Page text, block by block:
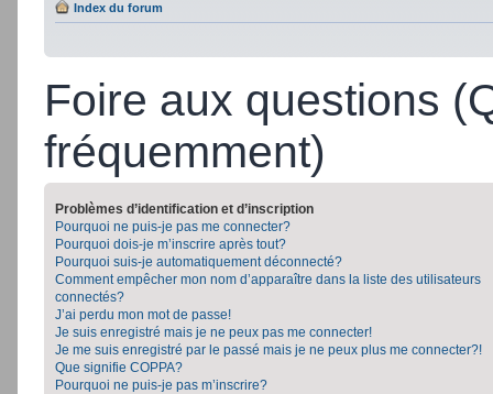
Index du forum
Foire aux questions
fréquemment)
Problèmes d’identification et d’inscription
Pourquoi ne puis-je pas me connecter?
Pourquoi dois-je m’inscrire après tout?
Pourquoi suis-je automatiquement déconnecté?
Comment empêcher mon nom d’apparaître dans la liste des utilisateurs
connectés?
J’ai perdu mon mot de passe!
Je suis enregistré mais je ne peux pas me connecter!
Je me suis enregistré par le passé mais je ne peux plus me connecter?!
Que signifie COPPA?
Pourquoi ne puis-je pas m’inscrire?